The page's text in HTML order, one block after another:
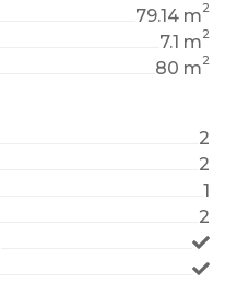
79.14 m2
7.1 m2
80 m2
2
2
1
2